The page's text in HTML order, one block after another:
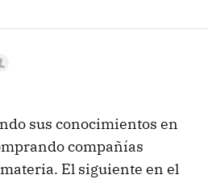
sus conocimientos en
compañías
El siguiente en el